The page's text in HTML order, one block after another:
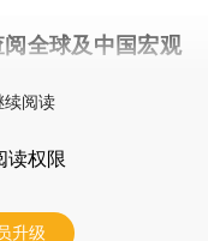
阅全球及中国宏观
续阅读
读权限
升级